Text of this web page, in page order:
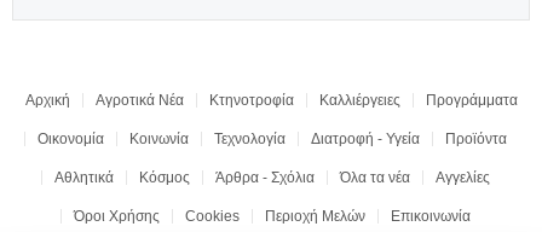
Αρχική Αγροτικά Νέα Κτηνοτροφία Καλλιέργειες Προγράμματα
Οικονομία Κοινωνία Τεχνολογία Διατροφή - Υγεία Προϊόντα
Αθλητικά Κόσμος Άρθρα - Σχόλια Όλα τα νέα Αγγελίες
Όροι Χρήσης Cookies Περιοχή Μελών Επικοινωνία